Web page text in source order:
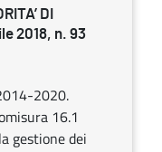
DI
2018, n. 93
2020.
16.1
gestione dei